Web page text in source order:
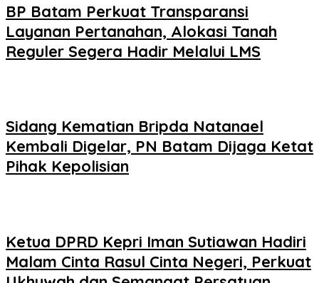
BP Batam Perkuat Transparansi
Layanan Pertanahan, Alokasi Tanah
Reguler Segera Hadir Melalui LMS
Sidang Kematian Bripda Natanael
Kembali Digelar, PN Batam Dijaga Ketat
Pihak Kepolisian
Ketua DPRD Kepri Iman Sutiawan Hadiri
Malam Cinta Rasul Cinta Negeri, Perkuat